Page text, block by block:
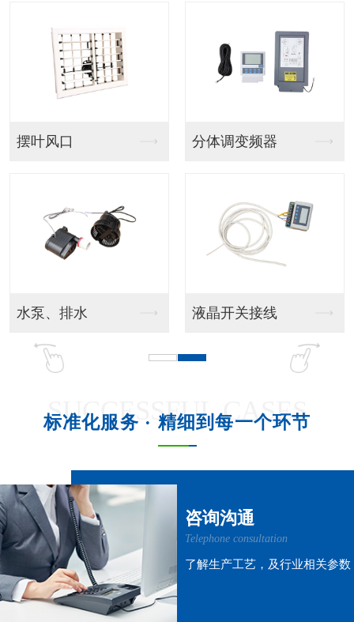
吊挂射流款 吊挂百叶窗款
吊挂风管机 吊柜射流款
吊柜窗式款
SUCCESSFUL CASES
标准化服务 · 精细到每一个环节
咨询沟通
Telephone consultation
了解生产工艺，及行业相关参数